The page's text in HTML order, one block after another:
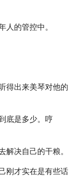
人的管控中。
得出来美琴对他的
底是多少。哼
解决自己的干粮。
刚才实在是有些话